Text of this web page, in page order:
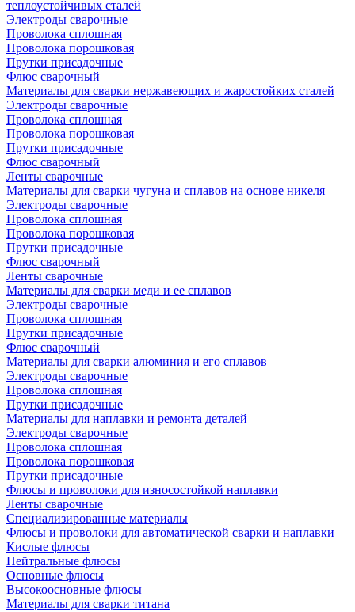
теплоустойчивых сталей
Электроды сварочные
Проволока сплошная
Проволока порошковая
Прутки присадочные
Флюс сварочный
Материалы для сварки нержавеющих и жаростойких сталей
Электроды сварочные
Проволока сплошная
Проволока порошковая
Прутки присадочные
Флюс сварочный
Ленты сварочные
Материалы для сварки чугуна и сплавов на основе никеля
Электроды сварочные
Проволока сплошная
Проволока порошковая
Прутки присадочные
Флюс сварочный
Ленты сварочные
Материалы для сварки меди и ее сплавов
Электроды сварочные
Проволока сплошная
Прутки присадочные
Флюс сварочный
Материалы для сварки алюминия и его сплавов
Электроды сварочные
Проволока сплошная
Прутки присадочные
Материалы для наплавки и ремонта деталей
Электроды сварочные
Проволока сплошная
Проволока порошковая
Прутки присадочные
Флюсы и проволоки для износостойкой наплавки
Ленты сварочные
Специализированные материалы
Флюсы и проволоки для автоматической сварки и наплавки
Кислые флюсы
Нейтральные флюсы
Основные флюсы
Высокоосновные флюсы
Материалы для сварки титана